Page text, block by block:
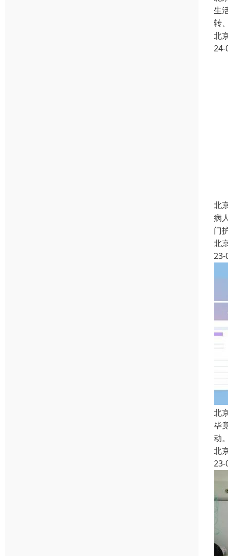
生
转
北
24-
北
病
门
北
23-
北
毕
动
北
23-